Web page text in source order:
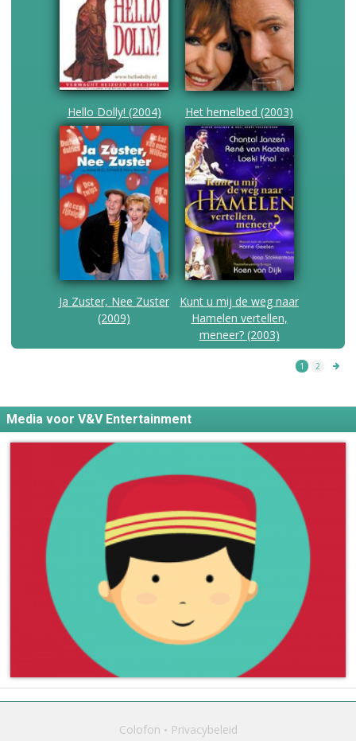
Hello Dolly! (2004) Het hemelbed (2003)
Ja Zuster, Nee Zuster
(2009)
Kunt u mij de weg naar
Hamelen vertellen,
meneer? (2003)
1 2
Media voor V&V Entertainment
Colofon Privacybeleid